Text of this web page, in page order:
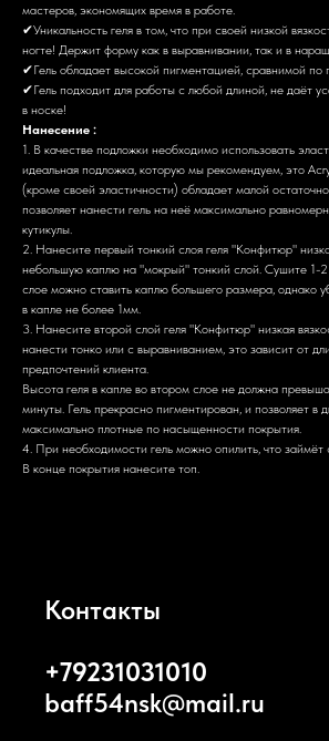
мастеров, экономящих время в работе.
✔Уникальность геля в том, что при своей низкой
ногте! Держит форму как в выравнивании, так и в
✔Гель обладает высокой пигментацией, сравнимой по
✔Гель подходит для работы с любой длиной, не даёт
в носке!
Нанесение :
1. В качестве подложки необходимо использовать
идеальная подложка, которую мы рекомендуем, это
(кроме своей эластичности) обладает малой
позволяет нанести гель на неё максимально
кутикулы.
2. Нанесите первый тонкий слоя геля "Конфитюр"
небольшую каплю на "мокрый" тонкий слой. Сушите 1-
слое можно ставить каплю большего размера, однако
в капле не более 1мм.
3. Нанесите второй слой геля "Конфитюр" низкая
нанести тонко или с выравниванием, это зависит от
предпочтений клиента.
Высота геля в капле во втором слое не должна
минуты. Гель прекрасно пигментирован, и позволяет в
максимально плотные по насыщенности покрытия.
4. При необходимости гель можно опилить, что займёт
В конце покрытия нанесите топ.
Контакты
+79231031010
baff54nsk@mail.ru